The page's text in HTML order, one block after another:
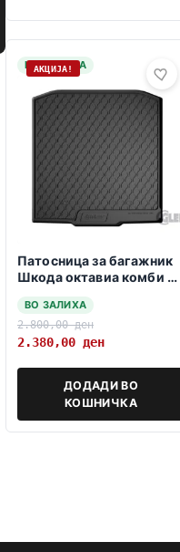
НА ЗАЛИХА
АКЦИЈА!
Патосница за багажник
Шкода октавиа комби 5Е
ВО ЗАЛИХА
2.800,00ден
2.380,00 ден
ДОДАДИ ВО
КОШНИЧКА